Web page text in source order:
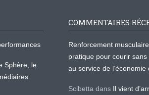
Sphère, le
COMMENTAIRES
Renforcement
pratique pour courir sans
au service de l’économie
Scibetta dans Il vient